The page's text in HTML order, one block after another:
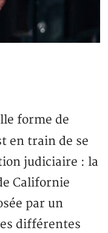
forme de
en train de se
judiciaire : la
Californie
par un
différentes